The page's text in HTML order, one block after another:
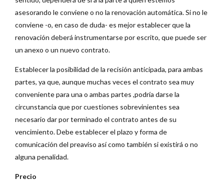
asesorando le conviene o no la renovación automática. Si no le
conviene -o, en caso de duda- es mejor establecer que la
renovación deberá instrumentarse por escrito, que puede ser
un anexo o un nuevo contrato.
Establecer la posibilidad de la recisión anticipada, para ambas
partes, ya que, aunque muchas veces el contrato sea muy
conveniente para una o ambas partes ,podría darse la
circunstancia que por cuestiones sobrevinientes sea
necesario dar por terminado el contrato antes de su
vencimiento. Debe establecer el plazo y forma de
comunicación del preaviso así como también si existirá o no
alguna penalidad.
Precio